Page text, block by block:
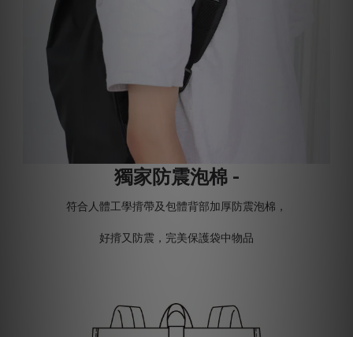
獨家防震泡棉 -
符合人體工學揹帶及包體背部加厚防震泡棉，
好揹又防震，完美保護袋中物品